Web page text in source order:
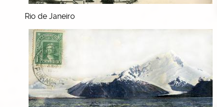
Rio de Janeiro